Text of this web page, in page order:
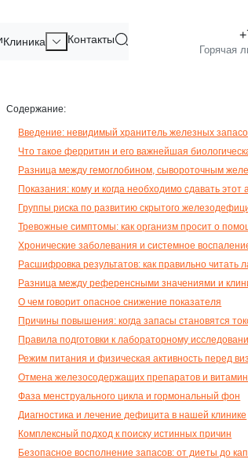
Клиника Контакты
ЗА
Содержание:
Введение: невидимый хранитель железных
Что такое ферритин и его важнейшая
Разница между гемоглобином, сывороточным
Показания: кому и когда необходимо сдавать этот
Группы риска по развитию скрытого
Тревожные симптомы: как организм просит о
Хронические заболевания и системное
Расшифровка результатов: как правильно
Разница между референсными значениями и
О чем говорит опасное снижение показателя
Причины повышения: когда запасы становятся
Правила подготовки к лабораторному
Режим питания и физическая активность перед
Отмена железосодержащих препаратов и
Фаза менструального цикла и гормональный фон
Диагностика и лечение дефицита в нашей клинике
Комплексный подход к поиску истинных причин
Безопасное восполнение запасов: от диеты до